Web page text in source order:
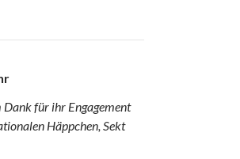
für ihr Engagement
Häppchen, Sekt